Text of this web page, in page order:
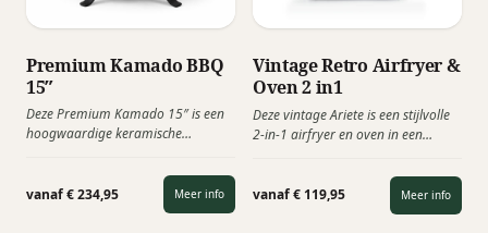
Premium Kamado BBQ
15″
Deze Premium Kamado 15″ is een
hoogwaardige keramische
roken, bakken, slowcooken en
barbecueën. Dankzij het compacte
formaat, de premium afwerking en
vanaf € 234,95 Meer info
Vintage Retro Airfryer &
Oven 2 in1
Deze vintage Ariete is een stijlvolle
2-in-1 airfryer en oven in een
dankzij de ruime inhoud van 16
liter gezond kunt frituren, bakken
en grillen aan het draaispit. Met zijn
vanaf € 119,95 Meer info